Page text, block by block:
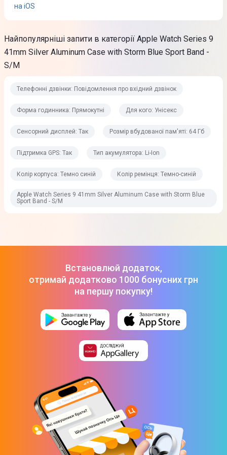
Функції
Пошук телефону
Дисплей
Тип дисплея
352×430
Завжди увімкнений дисплей Retina (до 2000 нит)
Технічні характеристики
Розмір вбудованої пам'яті
Акселерометр
Барометр
Компас
Датчик кисню у крові
на iOS
Найпопулярніші запити в категорії Apple Watch Series 9
41mm Silver Aluminum Case with Storm Blue Sport Band -
S/M
Телефонні дзвінки: Повідомлення про вхідний дзвінок
Форма годинника: Прямокутні Для кого: Унісекс
Сенсорний дисплей: Так Розмір вбудованої пам'яті: 64 Гб
Підтримка GPS: Так Тип акумулятора: Li-Ion
Колір корпуса: Темно синій Колір ремінця: Темно-синій
Apple Watch Series 9 41mm Silver Aluminum Case with Storm Blue
Sport Band - S/M
Встановлюй додаток,
отримай додатково 1000 бонусних грн
на першу покупку!